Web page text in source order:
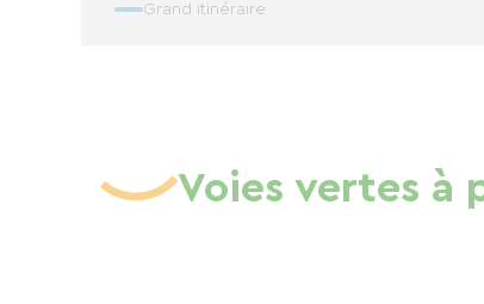
Grand itinéraire
Voies vertes à